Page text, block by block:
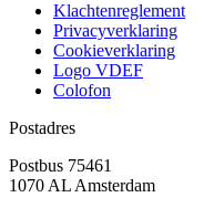
Klachtenreglement
Privacyverklaring
Cookieverklaring
Logo VDEF
Colofon
Postadres
Postbus 75461
1070 AL Amsterdam